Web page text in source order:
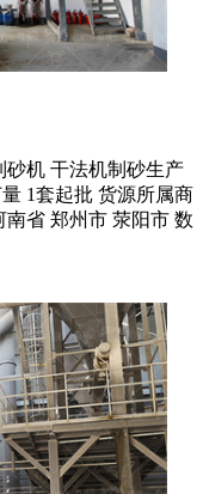
砂机 干法机制砂生产
1套起批 货源所属商
省 郑州市 荥阳市 数